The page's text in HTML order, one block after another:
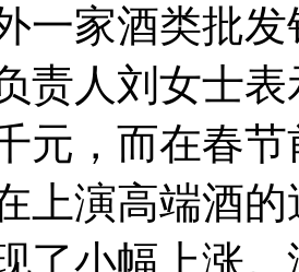
一家酒类批
责人刘女士
元，而在春
上演高端酒
了小幅上涨